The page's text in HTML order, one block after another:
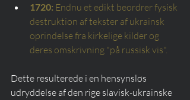
1720: Endnu et edikt beordrer fysisk
destruktion af tekster af ukrainsk
oprindelse fra kirkelige kilder og
deres omskrivning "på russisk vis".
Dette resulterede i en hensynsløs
udryddelse af den rige slavisk-ukrainske